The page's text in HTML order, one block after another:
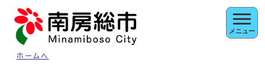
ページの先頭です
ホームへ
メニュー